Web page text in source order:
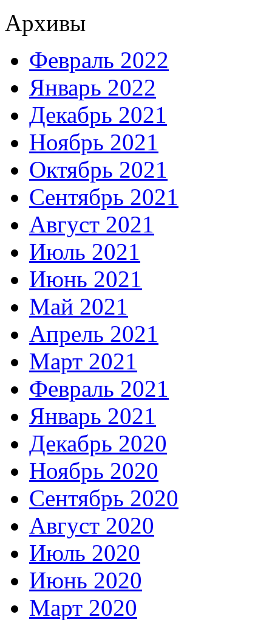
Архивы
Февраль 2022
Январь 2022
Декабрь 2021
Ноябрь 2021
Октябрь 2021
Сентябрь 2021
Август 2021
Июль 2021
Июнь 2021
Май 2021
Апрель 2021
Март 2021
Февраль 2021
Январь 2021
Декабрь 2020
Ноябрь 2020
Сентябрь 2020
Август 2020
Июль 2020
Июнь 2020
Март 2020